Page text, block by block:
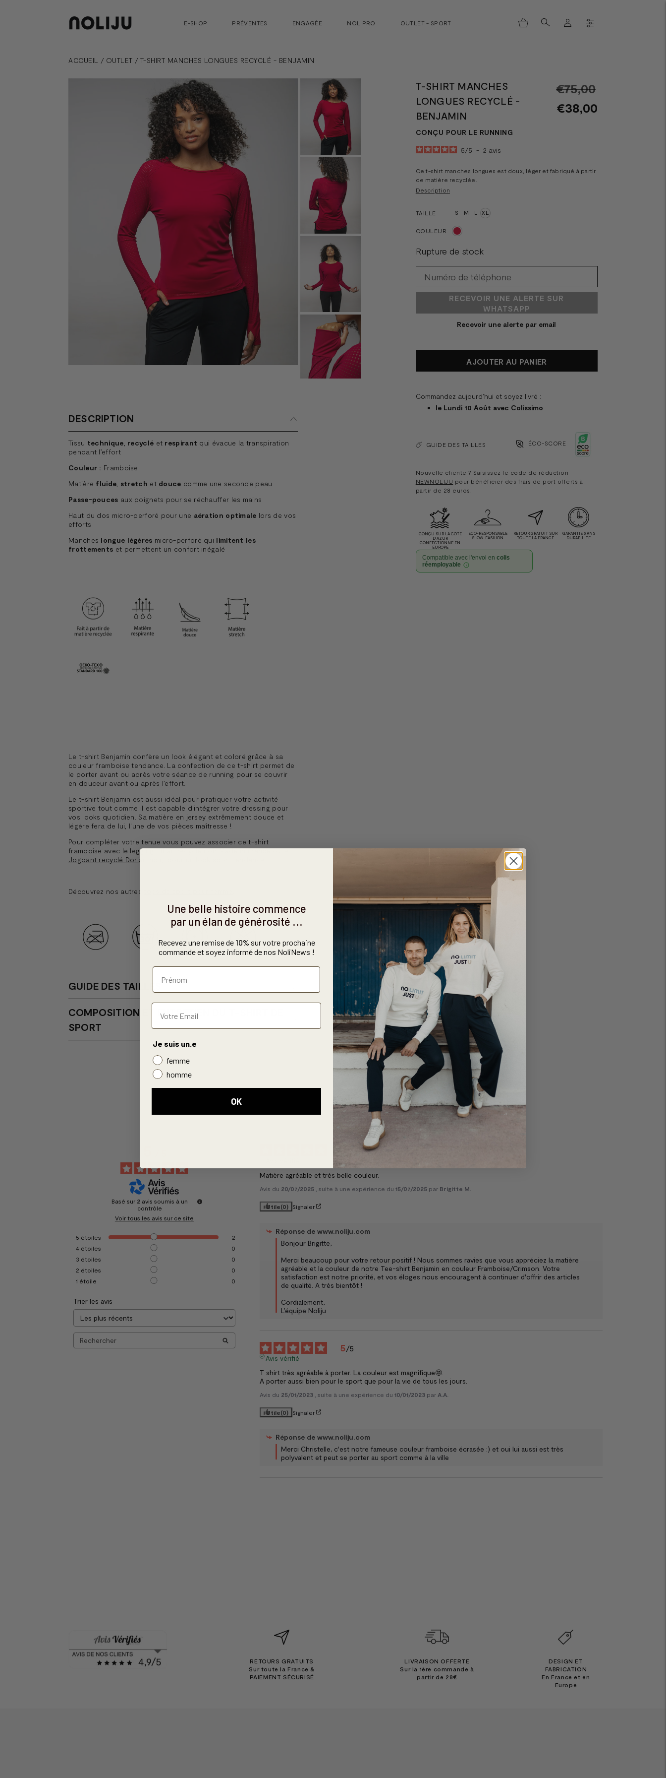
E-SHOP PRÉVENTES ENGAGÉE NOLIPRO OUTLET - SPORT
ACCUEIL / OUTLET / T-SHIRT MANCHES LONGUES RECYCLÉ - BENJAMIN
DESCRIPTION
Tissu technique recyclé et respirant qui évacue la transpiration
pendant l’effort
Couleur : Framboise
Matière fluide stretch et douce comme une seconde peau
Passe-pouces aux poignets pour se réchauffer les mains
Haut du dos micro-perforé pour une aération optimale lors de vos
efforts
Manches longue légères micro-perforé qui limitent les
frottements et permettent un confort inégalé
Le t-shirt Benjamin confère un look élégant et coloré grâce à sa
couleur framboise tendance. La confection de ce t-shirt permet de
le porter avant ou après votre séance de running pour se couvrir
en douceur avant ou après l’effort.
Le t-shirt Benjamin est aussi idéal pour pratiquer votre activité
sportive tout comme il est capable d'intégrer votre dressing pour
vos looks quotidien. Sa matière en jersey extrêmement douce et
légère fera de lui, l'une de vos pièces maîtresse !
Pour compléter votre tenue vous pouvez associer ce t-shirt
framboise avec le leggingEthan recyclé noir Made in Franceou le
Jogpant recyclé Dorian noir
Découvrez nos autres
GUIDE DES TAILLES
COMPOSITION ET ENTRETIEN DU T-SHIRT DE
SPORT
T-SHIRT MANCHES
LONGUES RECYCLÉ -
BENJAMIN
€75,00Prix
normal
€38,00
CONÇU POUR LE RUNNING
5/5 - 2 avis
Ce t-shirt manches longues est doux, léger et fabriqué à partir
de matière recyclée.
Description
TAILLE S M L XL
COULEUR
Rupture de stock
RECEVOIR UNE ALERTE SUR
WHATSAPP
Recevoir une alerte par email
AJOUTER AU PANIER
Commandez aujourd'hui et soyez livré :
le Lundi 10 Août avec Colissimo
GUIDE DES TAILLES ÉCO-SCORE
Nouvelle cliente ? Saisissez le code de réduction
NEWNOLIJU pour bénéficier des frais de port offerts à
partir de 28 euros.
CONÇU SUR LA CÔTE
D'AZUR
CONFECTIONNÉ EN
EUROPE
ECO-RESPONSABLE
SLOW-FASHION
RETOUR GRATUIT SUR
TOUTE LA FRANCE
GARANTIE 5 ANS
DURABILITE
Compatible avec l'envoi en colis
réemployable
Basé sur 2 avis soumis à un
contrôle
Voir tous les avis sur ce site
5 étoiles
2
4 étoiles
0
3 étoiles
0
2 étoiles
0
1 étoile 0
Trier les avis
Matière agréable et très belle couleur.
Avis du 20/07/2025 , suite à une expérience du 15/07/2025 par Brigitte M.
Utile(0) Signaler
Réponse de www.noliju.com
Bonjour Brigitte,
Merci beaucoup pour votre retour positif ! Nous sommes ravies que vous appréciez la matière
agréable et la couleur de notre Tee-shirt Benjamin en couleur Framboise/Crimson. Votre
satisfaction est notre priorité, et vos éloges nous encouragent à continuer d'offrir des articles
de qualité. A très bientôt !
Cordialement,
L’équipe Noliju
5/5
Avis vérifié
T shirt très agréable à porter. La couleur est magnifique🤩.
A porter aussi bien pour le sport que pour la vie de tous les jours.
Avis du 25/01/2023 , suite à une expérience du 10/01/2023 par A.A.
Utile(0) Signaler
Réponse de www.noliju.com
Merci Christelle, c'est notre fameuse couleur framboise écrasée :) et oui lui aussi est très
polyvalent et peut se porter au sport comme à la ville
RETOURS GRATUITS
Sur toute la France &
PAIEMENT SÉCURISÉ
LIVRAISON OFFERTE
Sur la 1ère commande à
partir de 28€
DESIGN ET
FABRICATION
En France et en
Europe
Une belle histoire commence
par un élan de générosité ...
Recevez une remise de 10% sur votre prochaine
commande et soyez informé de nos NoliNews !
Je suis un.e
femme
homme
OK